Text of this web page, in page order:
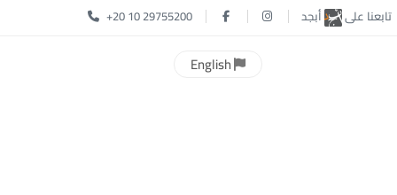
+20 10 29755200 تابعنا على أبجد
English